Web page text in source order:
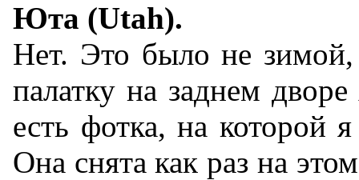
Юта (Utah).
Нет. Это было не
палатку на заднем
есть фотка, на которой
Она снята как раз на